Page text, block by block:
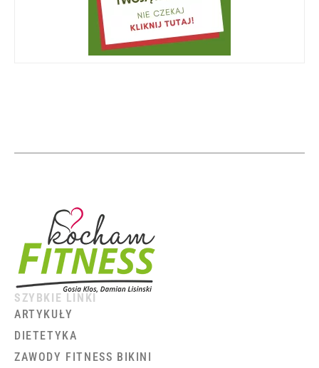
SZYBKIE LINKI
ARTYKUŁY
DIETETYKA
ZAWODY FITNESS BIKINI